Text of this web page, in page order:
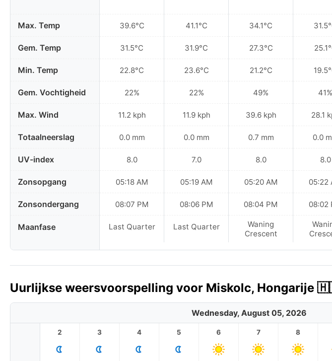
Max. Temp
Gem. Temp
Min. Temp
Gem. Vochtigheid
Max. Wind
Totaalneerslag
UV-index
Zonsopgang
Zonsondergang
Maanfase
39.6°C
31.5°C
22.8°C
22%
11.2 kph
0.0 mm
8.0
05:18 AM
08:07 PM
Last Quarter
41.1°C
31.9°C
23.6°C
22%
11.9 kph
0.0 mm
7.0
05:19 AM
08:06 PM
Last Quarter
34.1°C
27.3°C
21.2°C
49%
39.6 kph
0.7 mm
8.0
05:20 AM
08:04 PM
Waning
Crescent
41%
28.1
0.0
8.0
05:22
08:02
Uurlijkse weersvoorspelling voor Miskolc, Hongarije
Wednesday, August 05, 2026
2 3 4 5 6 7 8